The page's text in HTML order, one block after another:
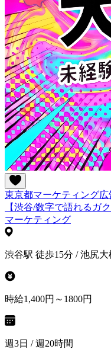
東京都マーケティング広
【渋谷/数字で語れるガ
マーケティング
渋谷駅 徒歩15分 / 池尻
時給1,400円～1800円
週3日 / 週20時間